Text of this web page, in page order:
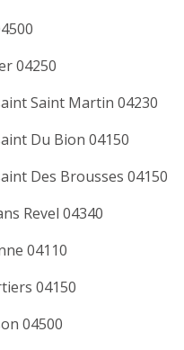
04250
Saint Martin 04230
Du Bion 04150
Des Brousses 04150
Revel 04340
04110
04150
04500